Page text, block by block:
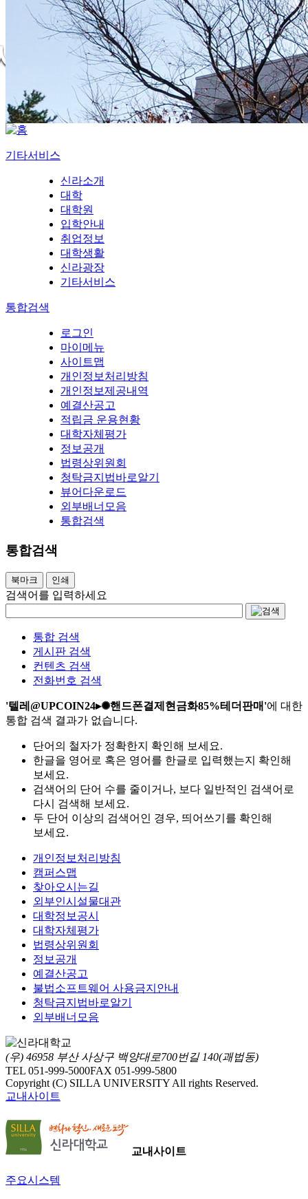
기타서비스
신라소개
대학
대학원
입학안내
취업정보
대학생활
신라광장
기타서비스
통합검색
로그인
마이메뉴
사이트맵
개인정보처리방침
개인정보제공내역
예결산공고
적립금 운용현황
대학자체평가
정보공개
법령상위원회
청탁금지법바로알기
뷰어다운로드
외부배너모음
통합검색
통합검색
북마크 인쇄
검색어를 입력하세요
통합 검색
게시판 검색
컨텐츠 검색
전화번호 검색
'텔레@UPCOIN24▸✺핸드폰결제현금화85%테더판매'에 대한
통합 검색 결과가 없습니다.
단어의 철자가 정확한지 확인해 보세요.
한글을 영어로 혹은 영어를 한글로 입력했는지 확인해
보세요.
검색어의 단어 수를 줄이거나, 보다 일반적인 검색어로
다시 검색해 보세요.
두 단어 이상의 검색어인 경우, 띄어쓰기를 확인해
보세요.
개인정보처리방침
캠퍼스맵
찾아오시는길
외부인시설물대관
대학정보공시
대학자체평가
법령상위원회
정보공개
예결산공고
불법소프트웨어 사용금지안내
청탁금지법바로알기
외부배너모음
(우) 46958 부산 사상구 백양대로700번길 140(괘법동)
TEL 051-999-5000FAX 051-999-5800
Copyright (C) SILLA UNIVERSITY All rights Reserved.
교내사이트
교내사이트
주요시스템